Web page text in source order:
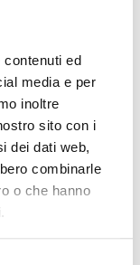
ed
media e per
inoltre
sito con i
dei dati web,
combinarle
o che hanno